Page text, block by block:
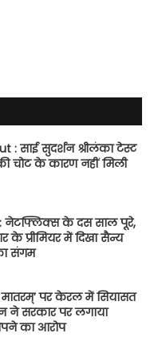
: साई सुदर्शन श्रीलंका टेस्ट
चोट के कारण नहीं मिली
नेटफ्लिक्स के दस साल पूरे,
प्रीमियर में दिखा सैन्य
संगम
मातरम्’ पर केरल में सियासत
ने सरकार पर लगाया
का आरोप